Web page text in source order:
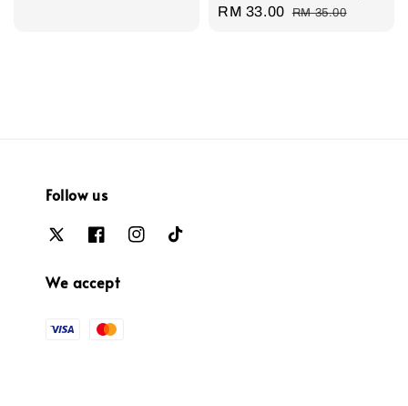
Sale
RM 33.00 Regular
RM 35.00
Follow us
We accept